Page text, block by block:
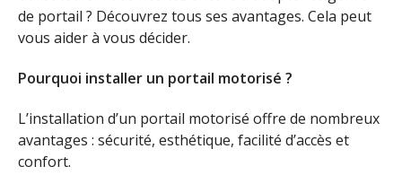
de portail ? Découvrez tous ses avantages. Cela peut
vous aider à vous décider.
Pourquoi installer un portail motorisé ?
L’installation d’un portail motorisé offre de nombreux
avantages : sécurité, esthétique, facilité d’accès et
confort.